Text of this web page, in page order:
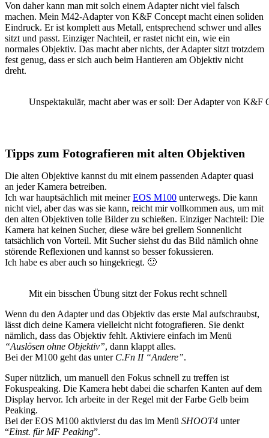
Von daher kann man mit solch einem Adapter nicht viel falsch
machen. Mein M42-Adapter von K&F Concept macht einen soliden
Eindruck. Er ist komplett aus Metall, entsprechend schwer und alles
sitzt und passt. Einziger Nachteil, er rastet nicht ein, wie ein
normales Objektiv. Das macht aber nichts, der Adapter sitzt trotzdem
fest genug, dass er sich auch beim Hantieren am Objektiv nicht
dreht.
Unspektakulär, macht aber was er soll: Der Adapter von K&F
Tipps zum Fotografieren mit alten Objektiven
Die alten Objektive kannst du mit einem passenden Adapter quasi
an jeder Kamera betreiben.
Ich war hauptsächlich mit meinerEOS M100 unterwegs. Die kann
nicht viel, aber das was sie kann, reicht mir vollkommen aus, um mit
den alten Objektiven tolle Bilder zu schießen. Einziger Nachteil: Die
Kamera hat keinen Sucher, diese wäre bei grellem Sonnenlicht
tatsächlich von Vorteil. Mit Sucher siehst du das Bild nämlich ohne
störende Reflexionen und kannst so besser fokussieren.
Ich habe es aber auch so hingekriegt. 🙂
Mit ein bisschen Übung sitzt der Fokus recht schnell
Wenn du den Adapter und das Objektiv das erste Mal aufschraubst,
lässt dich deine Kamera vielleicht nicht fotografieren. Sie denkt
nämlich, dass das Objektiv fehlt. Aktiviere einfach im Menü
“Auslösen ohne Objektiv”, dann klappt alles.
Bei der M100 geht das unter C.Fn II “Andere”.
Super nützlich, um manuell den Fokus schnell zu treffen ist
Fokuspeaking. Die Kamera hebt dabei die scharfen Kanten auf dem
Display hervor. Ich arbeite in der Regel mit der Farbe Gelb beim
Peaking.
Bei der EOS M100 aktivierst du das im Menü SHOOT4 unter
“Einst. für MF Peaking”.